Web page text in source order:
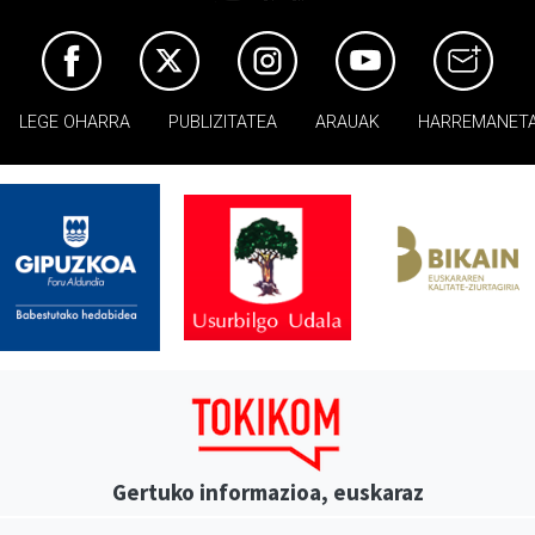
LEGE OHARRA PUBLIZITATEA ARAUAK
Gertuko informazioa, euskaraz